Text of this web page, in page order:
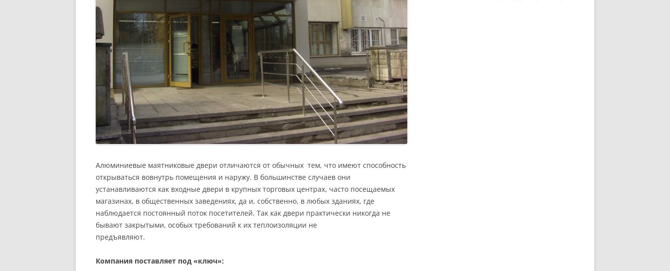
Алюминиевые маятниковые двери отличаются от обычных тем, что имеют способность
открываться вовнутрь помещения и наружу. В большинстве случаев они
устанавливаются как входные двери в крупных торговых центрах, часто посещаемых
магазинах, в общественных заведениях, да и, собственно, в любых зданиях, где
наблюдается постоянный поток посетителей. Так как двери практически никогда не
бывают закрытыми, особых требований к их теплоизоляции не
предъявляют.
Компания поставляет под «ключ»: